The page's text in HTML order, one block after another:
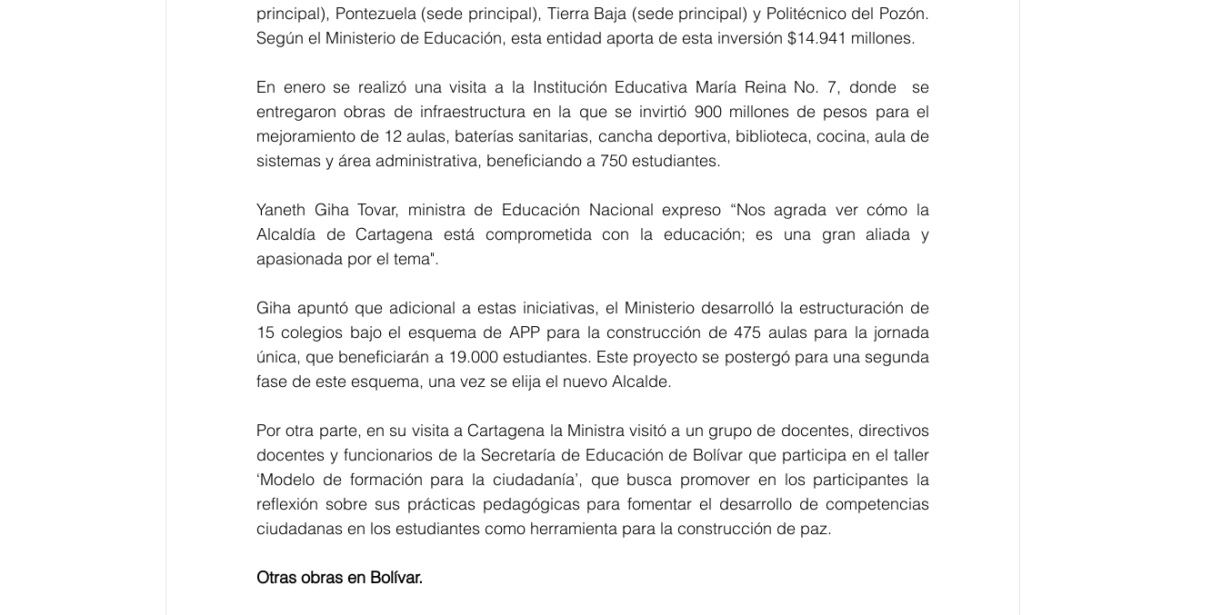
principal), Pontezuela (sede principal), Tierra Baja (sede principal) y Politécnico del Pozón.
Según el Ministerio de Educación, esta entidad aporta de esta inversión $14.941 millones.
En enero se realizó una visita a la Institución Educativa María Reina No. 7, donde  se
entregaron obras de infraestructura en la que se invirtió 900 millones de pesos para el
mejoramiento de 12 aulas, baterías sanitarias, cancha deportiva, biblioteca, cocina, aula de
sistemas y área administrativa, beneficiando a 750 estudiantes.
Yaneth Giha Tovar, ministra de Educación Nacional expreso “Nos agrada ver cómo la
Alcaldía de Cartagena está comprometida con la educación; es una gran aliada y
apasionada por el tema".
Giha apuntó que adicional a estas iniciativas, el Ministerio desarrolló la estructuración de
15 colegios bajo el esquema de APP para la construcción de 475 aulas para la jornada
única, que beneficiarán a 19.000 estudiantes. Este proyecto se postergó para una segunda
fase de este esquema, una vez se elija el nuevo Alcalde.
Por otra parte, en su visita a Cartagena la Ministra visitó a un grupo de docentes, directivos
docentes y funcionarios de la Secretaría de Educación de Bolívar que participa en el taller
‘Modelo de formación para la ciudadanía’, que busca promover en los participantes la
reflexión sobre sus prácticas pedagógicas para fomentar el desarrollo de competencias
ciudadanas en los estudiantes como herramienta para la construcción de paz.
Otras obras en Bolívar.